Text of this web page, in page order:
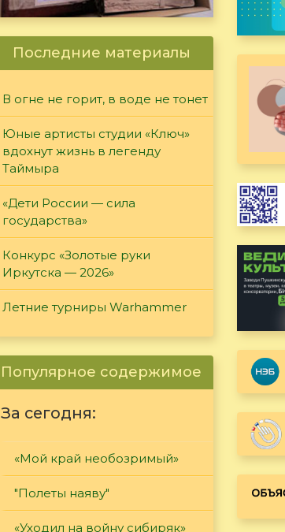
Последние материалы
В огне не горит, в воде не тонет
Юные артисты студии «Ключ»
вдохнут жизнь в легенду
Таймыра
«Дети России — сила
государства»
Конкурс «Золотые руки
Иркутска — 2026»
Летние турниры Warhammer
Популярное содержимое
За сегодня:
«Мой край необозримый»
"Полеты наяву"
«Уходил на войну сибиряк»